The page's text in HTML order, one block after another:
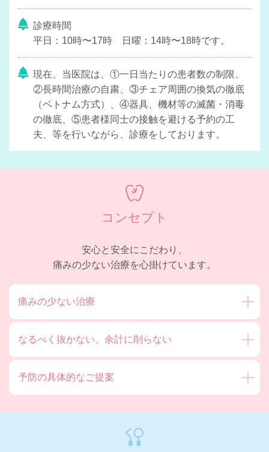
診療時間
平日：10時〜17時 日曜：14時〜18時です。
現在、当医院は、①一日当たりの患者数の制限、
②長時間治療の自粛、③チェア周囲の換気の徹底
（ベトナム方式）、④器具、機材等の滅菌・消毒
の徹底、⑤患者様同士の接触を避ける予約の工
夫、等を行いながら、診療をしております。
コンセプト
安心と安全にこだわり、
痛みの少ない治療を心掛けています。
痛みの少ない治療
なるべく抜かない、 余計に削らない
予防の具体的なご提案